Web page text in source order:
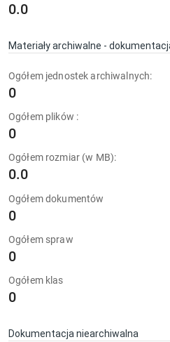
0.0
Materiały archiwalne -
Ogółem jednostek archiwalnych:
0
Ogółem plików :
0
Ogółem rozmiar (w MB):
0.0
Ogółem dokumentów
0
Ogółem spraw
0
Ogółem klas
0
Dokumentacja niearchiwalna